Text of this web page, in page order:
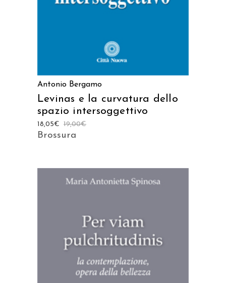
Antonio Bergamo
Levinas e la curvatura dello
spazio intersoggettivo
19,00€
18,05€
Brossura